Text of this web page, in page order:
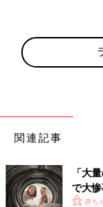
関連記事
「大
で大
赤ち